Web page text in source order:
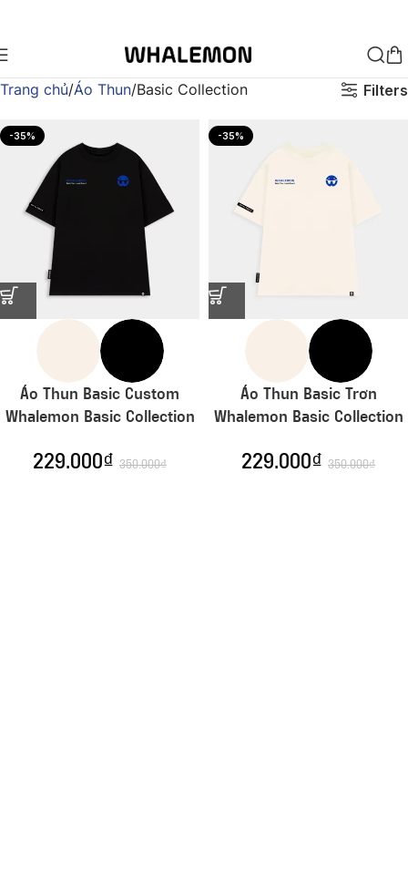
Trang chủ Áo Thun Basic Collection Filters
-35%
Áo Thun Basic Custom
Whalemon Basic Collection
229.000₫ 350.000₫
-35%
Áo Thun Basic Trơn
Whalemon Basic Collection
229.000₫ 350.000₫